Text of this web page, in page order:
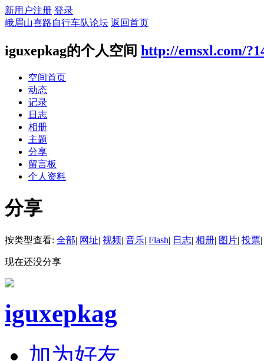
新用户注册 登录
峨眉山喜路自行车队论坛 返回首页
iguxepkag的个人空间 http://emsxl.com/
空间首页
动态
记录
日志
相册
主题
分享
留言板
个人资料
分享
按类型查看: 全部| 网址| 视频| 音乐| Flash| 日志| 相册| 图片| 投票|
现在还没分享
iguxepkag
加为好友